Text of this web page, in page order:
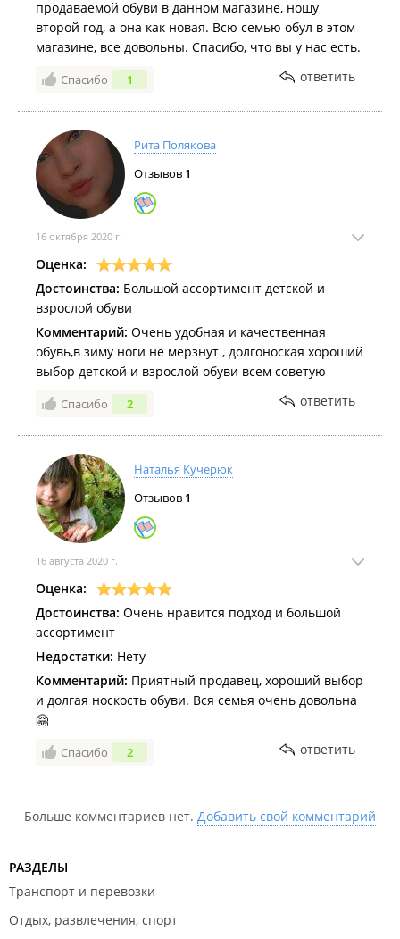
продаваемой обуви в данном магазине, ношу
второй год, а она как новая. Всю семью обул в этом
магазине, все довольны. Спасибо, что вы у нас есть.
Спасибо 1 ответить
Рита Полякова
Отзывов 1
16 октября 2020 г.
Оценка:
Достоинства: Большой ассортимент детской и
взрослой обуви
Комментарий: Очень удобная и качественная
обувь,в зиму ноги не мёрзнут , долгоноская хороший
выбор детской и взрослой обуви всем советую
Спасибо 2 ответить
Наталья Кучерюк
Отзывов 1
16 августа 2020 г.
Оценка:
Достоинства: Очень нравится подход и большой
ассортимент
Недостатки: Нету
Комментарий: Приятный продавец, хороший выбор
и долгая носкость обуви. Вся семья очень довольна
🤗
Спасибо 2 ответить
Больше комментариев нет. Добавить свой комментарий
РАЗДЕЛЫ
Транспорт и перевозки
Отдых, развлечения, спорт